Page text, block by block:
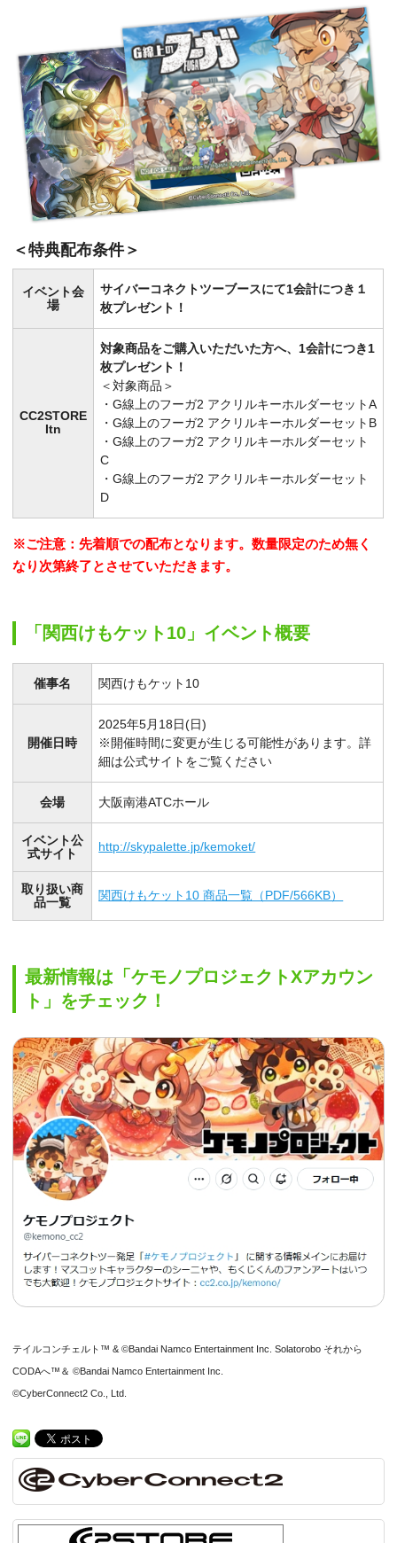
＜特典配布条件＞
イベント会
場
サイバーコネクトツーブースにて1会計につき１
枚プレゼント！
CC2STORE
Itn
対象商品をご購入いただいた方へ、1会計につき1
枚プレゼント！
＜対象商品＞
・G線上のフーガ2 アクリルキーホルダーセットA
・G線上のフーガ2 アクリルキーホルダーセットB
・G線上のフーガ2 アクリルキーホルダーセット
C
・G線上のフーガ2 アクリルキーホルダーセット
D
※ご注意：先着順での配布となります。数量限定のため無く
なり次第終了とさせていただきます。
「関西けもケット10」イベント概要
催事名 関西けもケット10
開催日時
2025年5月18日(日)
※開催時間に変更が生じる可能性があります。詳
細は公式サイトをご覧ください
会場 大阪南港ATCホール
イベント公
式サイト
http://skypalette.jp/kemoket/
取り扱い商
品一覧
関西けもケット10 商品一覧（PDF/566KB）
最新情報は「ケモノプロジェクトXアカウン
ト」をチェック！
テイルコンチェルト™ & ©Bandai Namco Entertainment Inc. Solatorobo それから
CODAへ™＆ ©Bandai Namco Entertainment Inc.
©CyberConnect2 Co., Ltd.